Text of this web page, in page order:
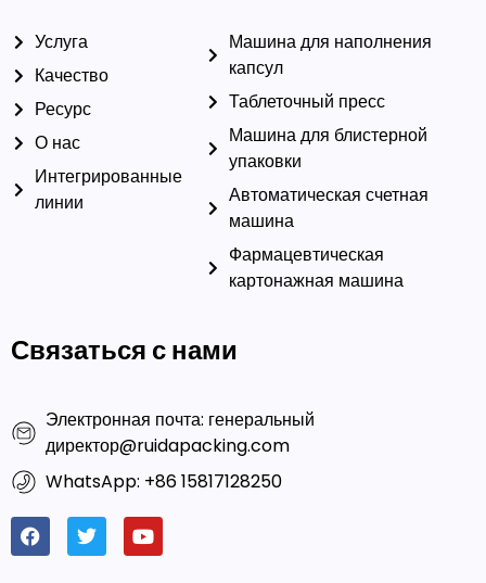
Услуга
Качество
Ресурс
О нас
Интегрированные
линии
Машина для наполнения
капсул
Таблеточный пресс
Машина для блистерной
упаковки
Автоматическая счетная
машина
Фармацевтическая
картонажная машина
Связаться с нами
Электронная почта: генеральный
директор@ruidapacking.com
WhatsApp: +86 15817128250